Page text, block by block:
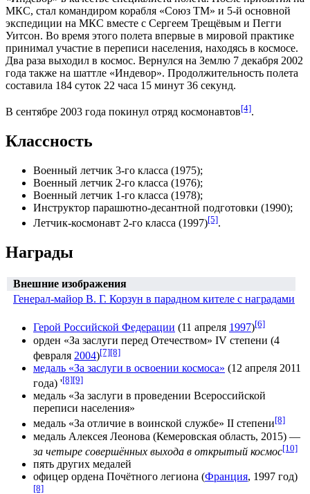
МКС, стал командиром корабля «Союз ТМ» и 5-й основной
экспедиции на МКС вместе с Сергеем Трещёвым и Пегги
Уитсон. Во время этого полета впервые в мировой практике
принимал участие в переписи населения, находясь в космосе.
Два раза выходил в космос. Вернулся на Землю 7 декабря 2002
года также на шаттле «Индевор». Продолжительность полета
составила 184 суток 22 часа 15 минут 36 секунд.
В сентябре 2003 года покинул отряд космонавтов[4].
Классность
Военный летчик 3-го класса (1975);
Военный летчик 2-го класса (1976);
Военный летчик 1-го класса (1978);
Инструктор парашютно-десантной подготовки (1990);
Летчик-космонавт 2-го класса (1997)[5].
Награды
Внешние изображения
Генерал-майор В. Г. Корзун в парадном кителе с наградами
Герой Российской Федерации (11 апреля 1997)[6]
орден «За заслуги перед Отечеством» IV степени (4
февраля 2004)[7][8]
медаль «За заслуги в освоении космоса» (12 апреля 2011
года) '[8][9]
медаль «За заслуги в проведении Всероссийской
переписи населения»
медаль «За отличие в воинской службе» II степени[8]
медаль Алексея Леонова (Кемеровская область, 2015) —
за четыре совершённых выхода в открытый космос[10]
пять других медалей
офицер ордена Почётного легиона (Франция, 1997 год)
[8]